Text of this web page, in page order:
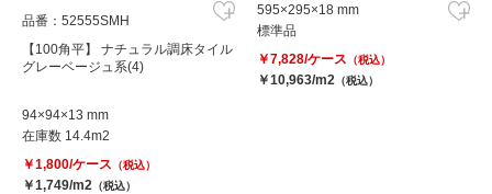
品番：52555SMH
【100角平】 ナチュラル調床タイル
グレーベージュ系(4)
94×94×13 mm
在庫数 14.4m2
￥1,800/ケース （税込）
￥1,749/m2 （税込）
595×295×18 mm
標準品
￥7,828/ケース （税込）
￥10,963/m2 （税込）